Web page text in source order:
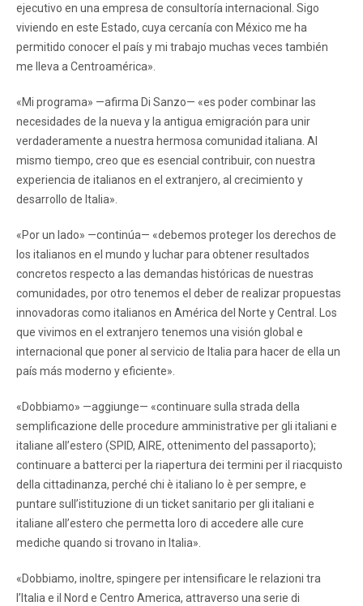
ejecutivo en una empresa de consultoría internacional. Sigo
viviendo en este Estado, cuya cercanía con México me ha
permitido conocer el país y mi trabajo muchas veces también
me lleva a Centroamérica».
«Mi programa» —afirma Di Sanzo— «es poder combinar las
necesidades de la nueva y la antigua emigración para unir
verdaderamente a nuestra hermosa comunidad italiana. Al
mismo tiempo, creo que es esencial contribuir, con nuestra
experiencia de italianos en el extranjero, al crecimiento y
desarrollo de Italia».
«Por un lado» —continúa— «debemos proteger los derechos de
los italianos en el mundo y luchar para obtener resultados
concretos respecto a las demandas históricas de nuestras
comunidades, por otro tenemos el deber de realizar propuestas
innovadoras como italianos en América del Norte y Central. Los
que vivimos en el extranjero tenemos una visión global e
internacional que poner al servicio de Italia para hacer de ella un
país más moderno y eficiente».
«Dobbiamo» —aggiunge— «continuare sulla strada della
semplificazione delle procedure amministrative per gli italiani e
italiane all’estero (SPID, AIRE, ottenimento del passaporto);
continuare a batterci per la riapertura dei termini per il riacquisto
della cittadinanza, perché chi è italiano lo è per sempre, e
puntare sull’istituzione di un ticket sanitario per gli italiani e
italiane all’estero che permetta loro di accedere alle cure
mediche quando si trovano in Italia».
«Dobbiamo, inoltre, spingere per intensificare le relazioni tra
l’Italia e il Nord e Centro America, attraverso una serie di